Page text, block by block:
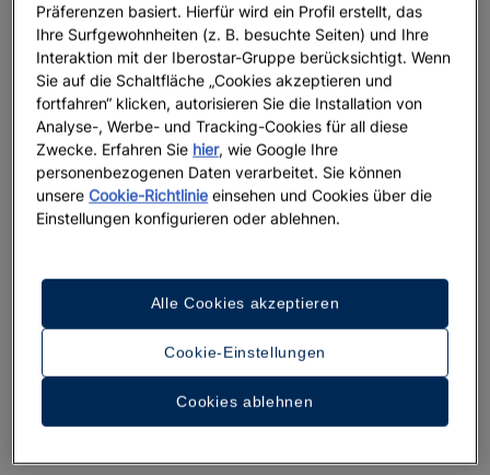
Ein Rundgang durch das Hotel
Präferenzen basiert. Hierfür wird ein Profil erstellt, das
Ihre Surfgewohnheiten (z. B. besuchte Seiten) und Ihre
Interaktion mit der Iberostar-Gruppe berücksichtigt. Wenn
Sie auf die Schaltfläche „Cookies akzeptieren und
fortfahren“ klicken, autorisieren Sie die Installation von
Analyse-, Werbe- und Tracking-Cookies für all diese
Zwecke. Erfahren Sie hier, wie Google Ihre
personenbezogenen Daten verarbeitet. Sie können
unsereCookie-Richtlinie einsehen und Cookies über die
Einstellungen konfigurieren oder ablehnen.
Cookie-Einstellungen
Cookies ablehnen
Alle Cookies akzeptieren